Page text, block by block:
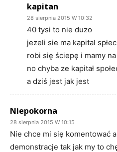
kapitan
28 sierpnia 2015 W 10:32
40 tysi to nie duzo
jezeli sie ma kapital
robi się ściepę i mamy
no chyba ze kapitał
a dziś jest jak jest
Niepokorna
28 sierpnia 2015 W 10:15
Nie chce mi się komentować
demonstracje tak jak my to